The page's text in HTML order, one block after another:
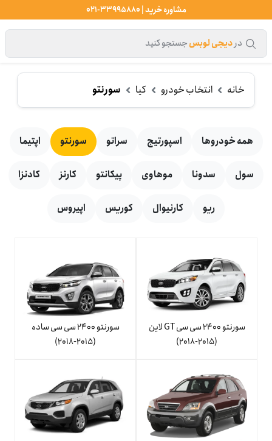
مشاوره خرید | 33995880-021
دردیجی لوبسجستجو کنید
خانه انتخاب خودرو کیا سورنتو
همه خودروها اسپورتیج سراتو سورنتو اپتیما
سول سدونا موهاوی پیکانتو کارنز کادنزا
ریو کارنیوال کوریس اپیروس
سورنتو 2400 سی سی GT لاین
(2015-2018)
سورنتو 2400 سی سی ساده
(2015-2018)